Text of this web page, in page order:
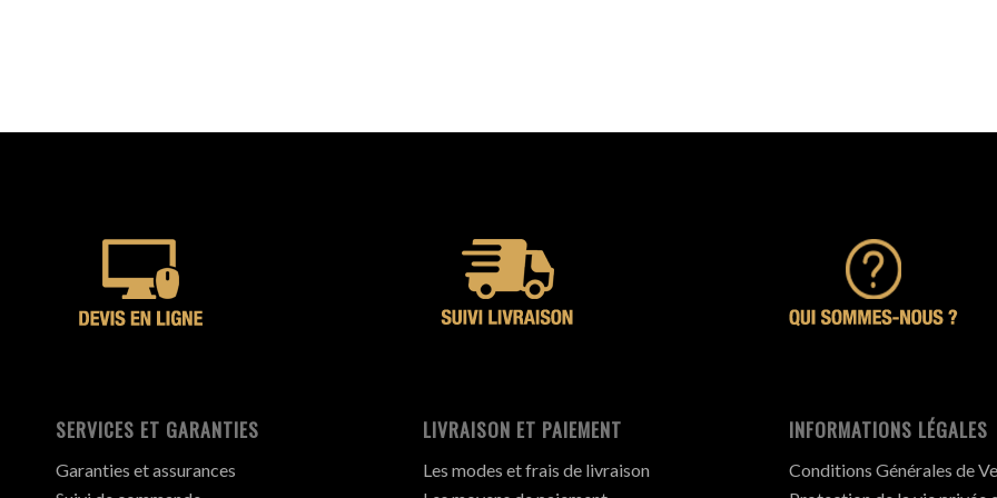
SERVICES ET GARANTIES
Garanties et assurances
LIVRAISON ET PAIEMENT
Les modes et frais de livraison
INFORMATIONS LÉGALES
Conditions Générales de